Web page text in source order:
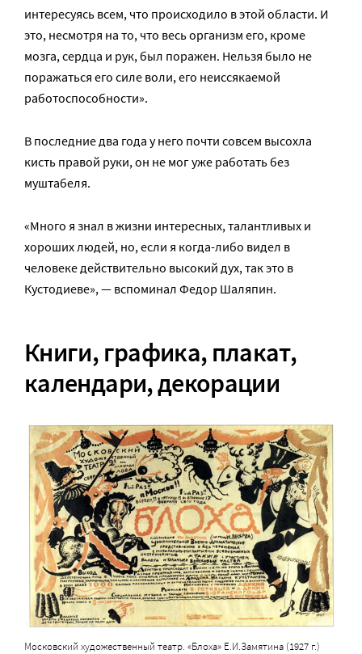
интересуясь всем, что происходило в этой области. И
это, несмотря на то, что весь организм его, кроме
мозга, сердца и рук, был поражен. Нельзя было не
поражаться его силе воли, его неиссякаемой
работоспособности».
В последние два года у него почти совсем высохла
кисть правой руки, он не мог уже работать без
муштабеля.
«Много я знал в жизни интересных, талантливых и
хороших людей, но, если я когда-либо видел в
человеке действительно высокий дух, так это в
Кустодиеве», — вспоминал Федор Шаляпин.
Книги, графика, плакат,
календари, декорации
Московский художественный театр. «Блоха» Е.И.Замятина (1927 г.)